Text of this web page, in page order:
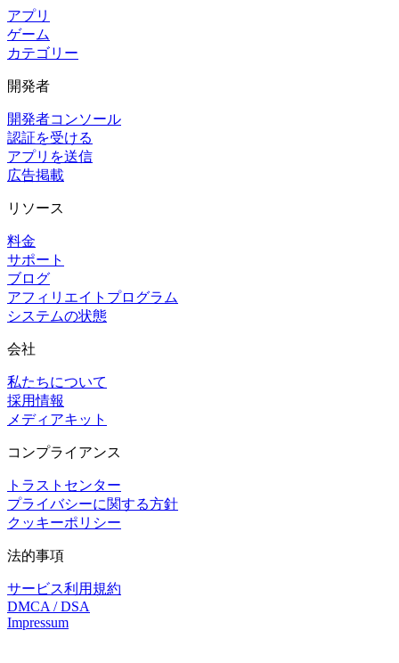
アプリ
ゲーム
カテゴリー
開発者
開発者コンソール
認証を受ける
アプリを送信
広告掲載
リソース
料金
サポート
ブログ
アフィリエイトプログラム
システムの状態
会社
私たちについて
採用情報
メディアキット
コンプライアンス
トラストセンター
プライバシーに関する方針
クッキーポリシー
法的事項
サービス利用規約
DMCA / DSA
Impressum